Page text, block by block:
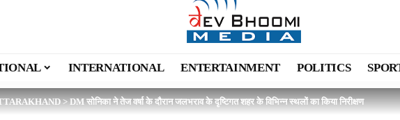
INTERNATIONAL ENTERTAINMENT POLITICS
>DM सोनिका ने तेज वर्षा के दौरान जलभराव के दृष्टिगत शहर के विभिन्न स्थलों का किया निरीक्षण